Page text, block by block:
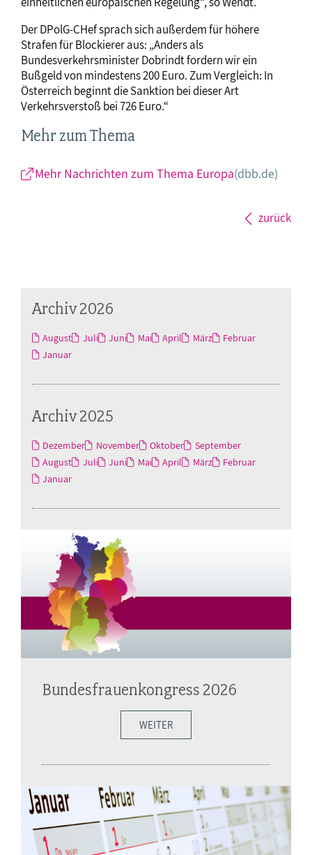
Der DPolG-CHef sprach sich außerdem für höhere
Strafen für Blockierer aus: „Anders als
Bundesverkehrsminister Dobrindt fordern wir ein
Bußgeld von mindestens 200 Euro. Zum Vergleich: In
Österreich beginnt die Sanktion bei dieser Art
Verkehrsverstoß bei 726 Euro.“
Mehr zum Thema
Mehr Nachrichten zum Thema Europa(dbb.de)
zurück
Archiv 2026
August Juli Juni Mai April März
Februar
Januar
Archiv 2025
Dezember November Oktober
September
August
Juli Juni Mai April März
Februar
Januar
Bundesfrauenkongress 2026
WEITER